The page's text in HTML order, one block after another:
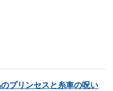
プリンセスと糸車の呪い